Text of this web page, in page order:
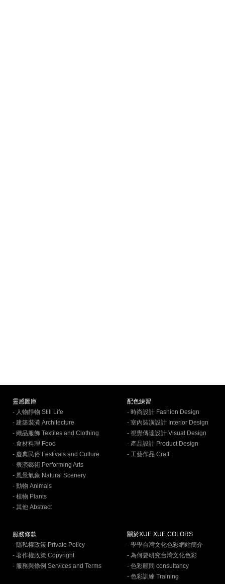
靈感圖庫
- 人物靜物 Still Life
- 建築裝潢 Architecture
- 織品服飾 Textiles and Clothing
- 食材料理 Food
- 慶典民俗 Festivals and Culture
- 表演藝術 Performing Arts
- 風景氣象 Natural Scenery
- 動物 Animals
- 植物 Plants
- 其他 Abstract
配色練習
- 時尚設計 Fashion Design
- 室內裝潢設計 Interior Design
- 視覺傳達設計 Visual Design
- 產品設計 Product Design
- 工藝作品 Craft
服務條款
- 隱私權政策 Private Policy
- 著作權政策 Copyright
- 服務與條例 Services and Terms
關於XUE XUE COLORS
- 學學台灣文化色彩網站簡介
- 為何要研究台灣文化色彩
- 色彩顧問 consultancy
- 色彩訓練 Training